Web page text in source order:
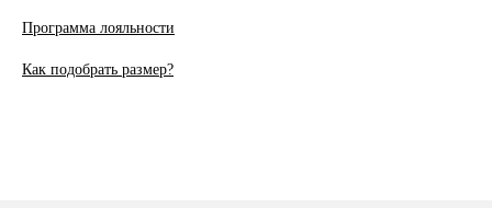
Программа лояльности
Как подобрать размер?